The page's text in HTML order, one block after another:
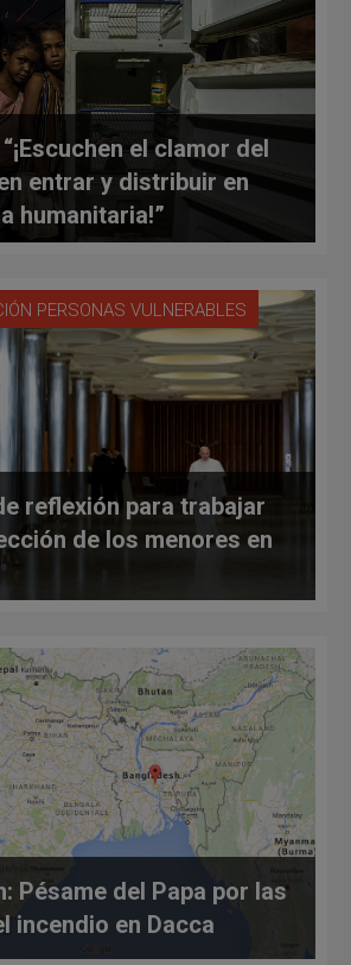
el clamor del
entrar y distribuir en
humanitaria!”
PERSONAS VULNERABLES
reflexión para trabajar
de los menores en
Pésame del Papa por las
incendio en Dacca